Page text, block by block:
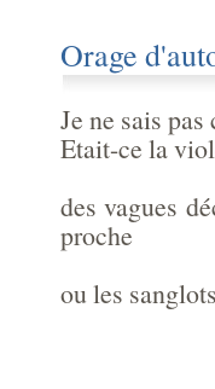
Orage
Je ne sais
Etait-ce la
des vagues
proche
ou les